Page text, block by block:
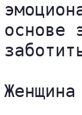
основе